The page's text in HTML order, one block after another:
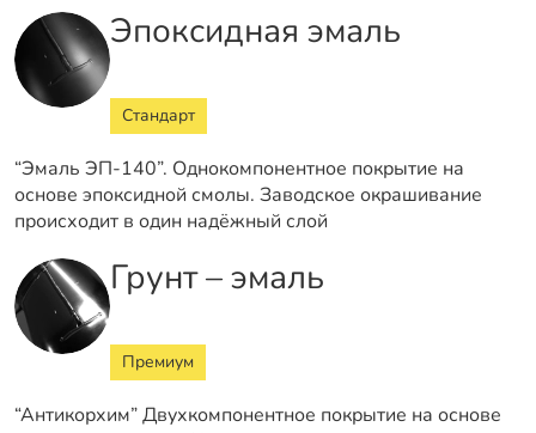
Эпоксидная эмаль
Стандарт
“Эмаль ЭП-140”. Однокомпонентное покрытие на
основе эпоксидной смолы. Заводское окрашивание
происходит в один надёжный слой
Грунт – эмаль
Премиум
“Антикорхим” Двухкомпонентное покрытие на основе